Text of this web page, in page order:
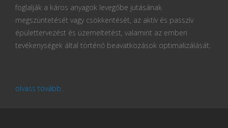
foglalják a káros anyagok levegőbe jutásának
megszüntetését vagy csökkentését, az aktív és passzív
épülettervezést és üzemeltetést, valamint az emberi
tevékenységek által történő beavatkozások optimalizálását.
olvass tovább...